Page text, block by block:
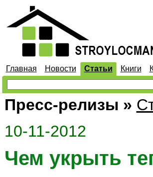
Главная Новости Статьи Книги
Пресс-релизы »
10-11-2012
Чем укрыть